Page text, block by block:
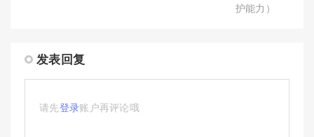
护能力）
发表回复
请先登录账户再评论哦